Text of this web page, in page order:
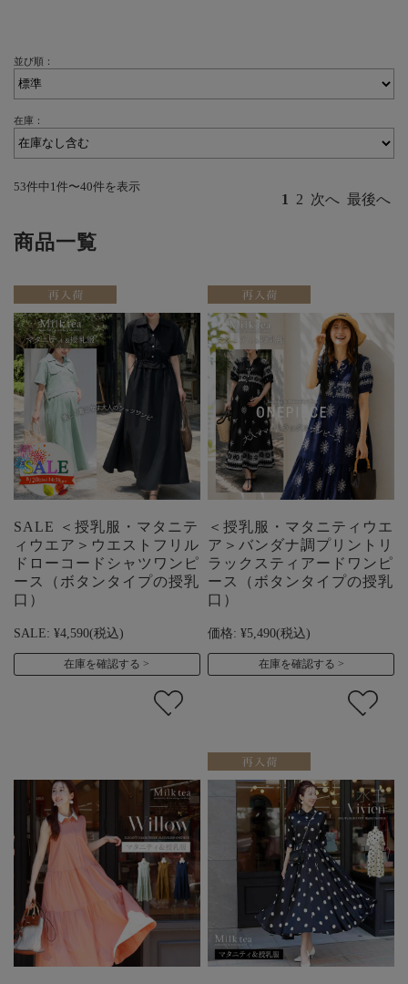
並び順：
在庫：
53件中1件〜40件を表示
1 2 次へ 最後へ
商品一覧
SALE ＜授乳服・マタニテ
ィウエア＞ウエストフリル
ドローコードシャツワンピ
ース（ボタンタイプの授乳
口）
SALE: ¥4,590(税込)
在庫を確認する
＜授乳服・マタニティウエ
ア＞バンダナ調プリントリ
ラックスティアードワンピ
ース（ボタンタイプの授乳
口）
価格: ¥5,490(税込)
在庫を確認する